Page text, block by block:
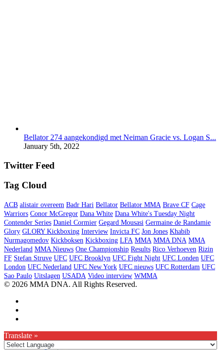
Bellator 274 aangekondigd met Neiman Gracie vs. Logan S...
January 5th, 2022
Twitter Feed
Tag Cloud
ACB alistair overeem Badr Hari Bellator Bellator MMA Brave CF Cage
Warriors Conor McGregor Dana White Dana White's Tuesday Night
Contender Series Daniel Cormier Gegard Mousasi Germaine de Randamie
Glory GLORY Kickboxing Interview Invicta FC Jon Jones Khabib
Nurmagomedov Kickboksen Kickboxing LFA MMA MMA DNA MMA
Nederland MMA Nieuws One Championship Results Rico Verhoeven Rizin
FF Stefan Struve UFC UFC Brooklyn UFC Fight Night UFC Londen UFC
London UFC Nederland UFC New York UFC nieuws UFC Rotterdam UFC
Sao Paulo Uitslagen USADA Video interview WMMA
© 2026 MMA DNA. All Rights Reserved.
Translate »